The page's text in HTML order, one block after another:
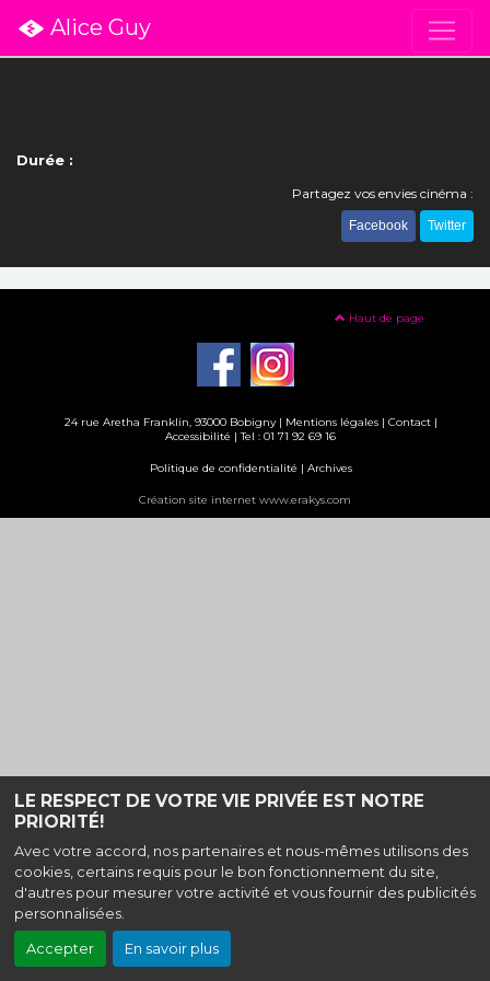
LE RESPECT DE VOTRE VIE PRIVÉE EST NOTRE
PRIORITÉ!
Avec votre accord, nos partenaires et nous-mêmes utilisons des
cookies, certains requis pour le bon fonctionnement du site,
d'autres pour mesurer votre activité et vous fournir des publicités
personnalisées.
Accepter En savoir plus
Alice Guy
Durée :
Partagez vos envies cinéma :
Facebook Twitter
Haut de page
24 rue Aretha Franklin, 93000 Bobigny | Mentions légales| Contact|
Accessibilité | Tel : 01 71 92 69 16
Politique de confidentialité | Archives
Création site internet www.erakys.com